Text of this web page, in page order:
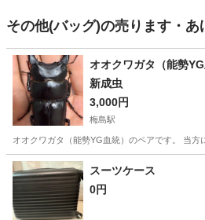
その他(バッグ)の売ります・あ
オオクワガタ（能勢
新成虫
3,000円
梅島駅
オオクワガタ（能勢YG血統）のペアです。 当
東京 足立区
スーツケース
0円